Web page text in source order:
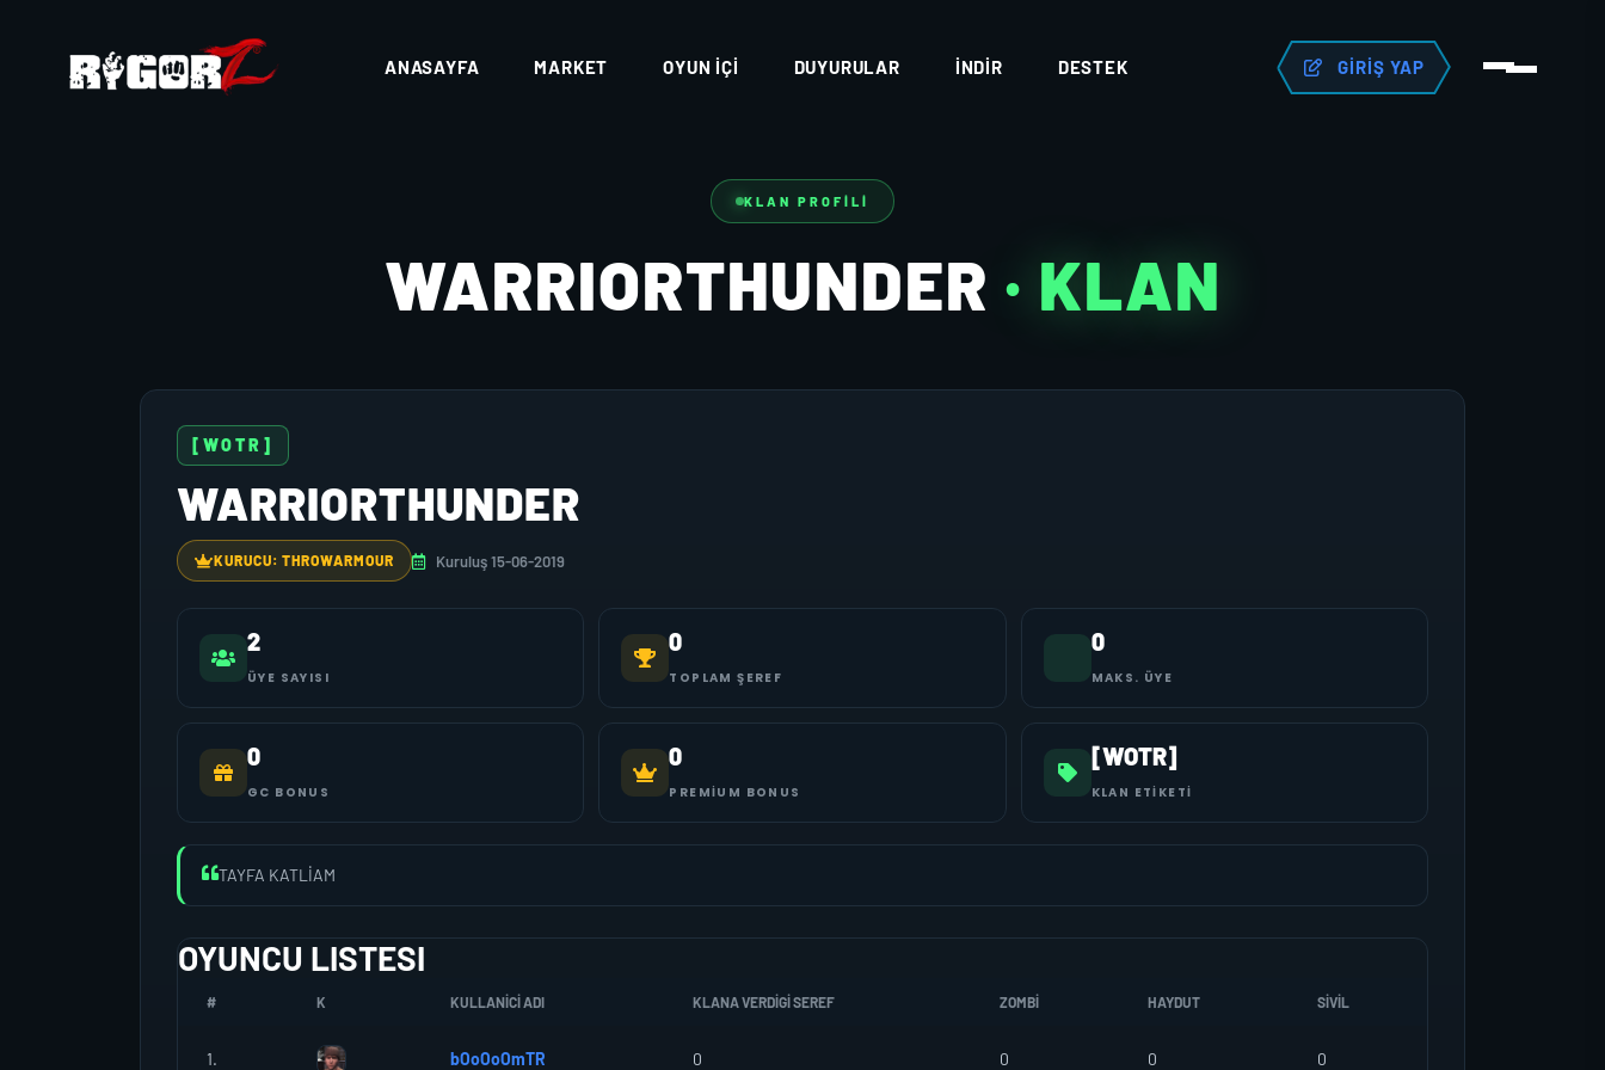
ANASAYFA MARKET OYUN İÇI DUYURULAR İNDIR DESTEK GIRIŞ YAP
KLAN PROFILI
WARRIORTHUNDER · KLAN
[WOTR]
WARRIORTHUNDER
KURUCU: THROWARMOUR Kuruluş 15-06-2019
2
ÜYE SAYISI
0
TOPLAM ŞEREF
0
MAKS. ÜYE
0
GC BONUS
0
PREMIUM BONUS
[WOTR]
KLAN ETIKETI
TAYFA KATLİAM
OYUNCU LISTESI
# K KULLANICI ADI KLANA VERDIGI SEREF ZOMBI HAYDUT SIVIL
1. bOoOoOmTR 0 0 0 0